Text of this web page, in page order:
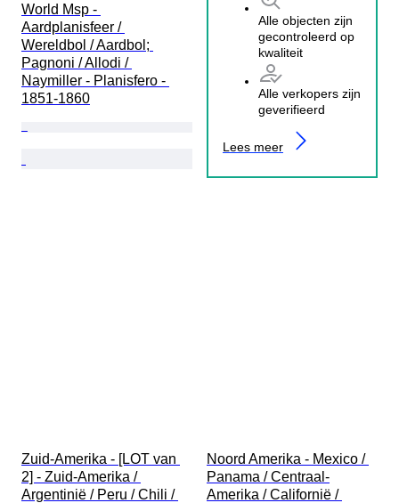
Alle objecten zijn
gecontroleerd op
kwaliteit
Alle verkopers zijn
geverifieerd
Lees meer
World Msp -
Aardplanisfeer /
Wereldbol / Aardbol;
Pagnoni / Allodi /
Naymiller - Planisfero -
1851-1860
Zuid-Amerika - [LOT van
2] - Zuid-Amerika /
Argentinië / Peru / Chili /
Noord Amerika - Mexico /
Panama / Centraal-
Amerika / Californië /